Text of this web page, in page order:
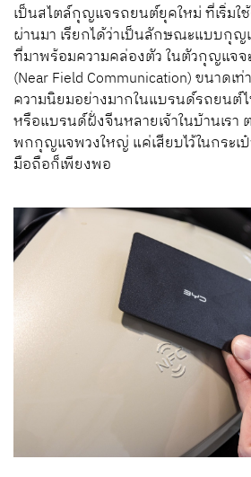
เป็นสไตล์กุญแจรถยนต์ยุคใหม่ ที่เริ่มใ
ผ่านมา เรียกได้ว่าเป็นลักษณะแบบกุญ
ที่มาพร้อมความคล่องตัว ในตัวกุญแจจะ
(Near Field Communication) ขนาดเ
ความนิยมอย่างมากในแบรนด์รถยนต์ไ
หรือแบรนด์ฝั่งจีนหลายเจ้าในบ้านเรา
พกกุญแจพวงใหญ่ แค่เสียบไว้ในกระเ
มือถือก็เพียงพอ